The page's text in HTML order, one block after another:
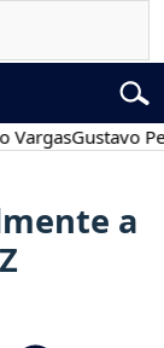
Gustavo Petro
a